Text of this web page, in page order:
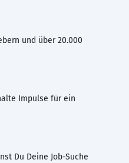
und über 20.000
Impulse für ein
Du Deine Job-Suche